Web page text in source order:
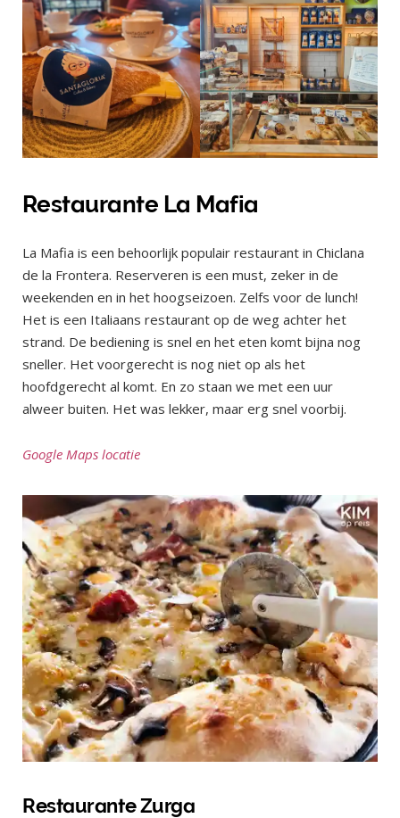
Restaurante La Mafia
La Mafia is een behoorlijk populair restaurant in Chiclana
de la Frontera. Reserveren is een must, zeker in de
weekenden en in het hoogseizoen. Zelfs voor de lunch!
Het is een Italiaans restaurant op de weg achter het
strand. De bediening is snel en het eten komt bijna nog
sneller. Het voorgerecht is nog niet op als het
hoofdgerecht al komt. En zo staan we met een uur
alweer buiten. Het was lekker, maar erg snel voorbij.
Google Maps locatie
Restaurante Zurga